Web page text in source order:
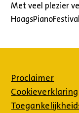
Met veel plezier
Proclaimer
Cookieverklaring